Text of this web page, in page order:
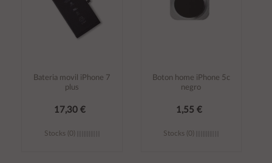
Bateria movil iPhone 7
plus
17,30 €
Stocks (0)
Boton home iPhone 5c
negro
1,55 €
Stocks (0)